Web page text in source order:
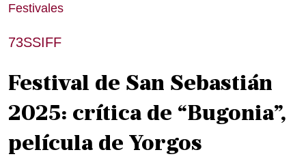
Festivales
73SSIFF
Festival de San Sebastián
2025: crítica de “Bugonia”,
película de Yorgos